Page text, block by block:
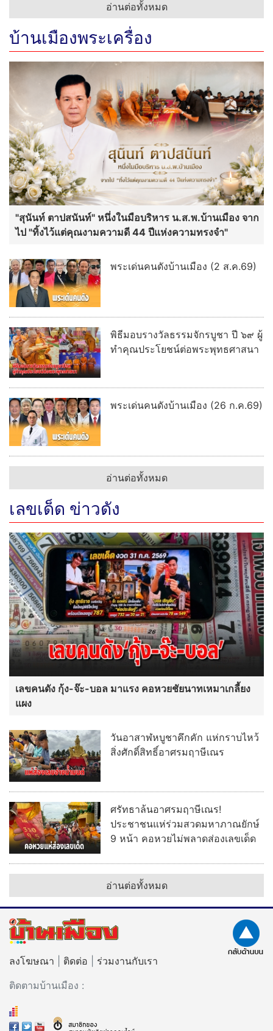
อ่านต่อทั้งหมด
บ้านเมืองพระเครื่อง
"สุนันท์ ตาปสนันท์" หนึ่งในมือบริหาร น.ส.พ.บ้านเมือง จาก
ไป "ทิ้งไว้แต่คุณงามความดี 44 ปีแห่งความทรงจำ"
พระเด่นคนดังบ้านเมือง (2 ส.ค.69)
พิธีมอบรางวัลธรรมจักรบูชา ปี ๖๙ ผู้
ทำคุณประโยชน์ต่อพระพุทธศาสนา
พระเด่นคนดังบ้านเมือง (26 ก.ค.69)
อ่านต่อทั้งหมด
เลขเด็ด ข่าวดัง
เลขคนดัง กุ้ง-จ๊ะ-บอล มาแรง คอหวยชัยนาทเหมาเกลี้ยง
แผง
วันอาสาฬหบูชาคึกคัก แห่กราบไหว้
สิ่งศักดิ์สิทธิ์อาศรมฤาษีเณร
ศรัทธาล้นอาศรมฤาษีเณร!
ประชาชนแห่ร่วมสวดมหาภาณยักษ์
9 หน้า คอหวยไม่พลาดส่องเลขเด็ด
อ่านต่อทั้งหมด
ลงโฆษณา ติดต่อ
ร่วมงานกับเรา
ติดตามบ้านเมือง :